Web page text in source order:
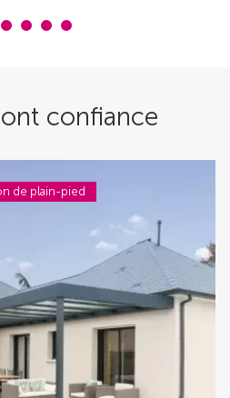
confiance
de plain-pied